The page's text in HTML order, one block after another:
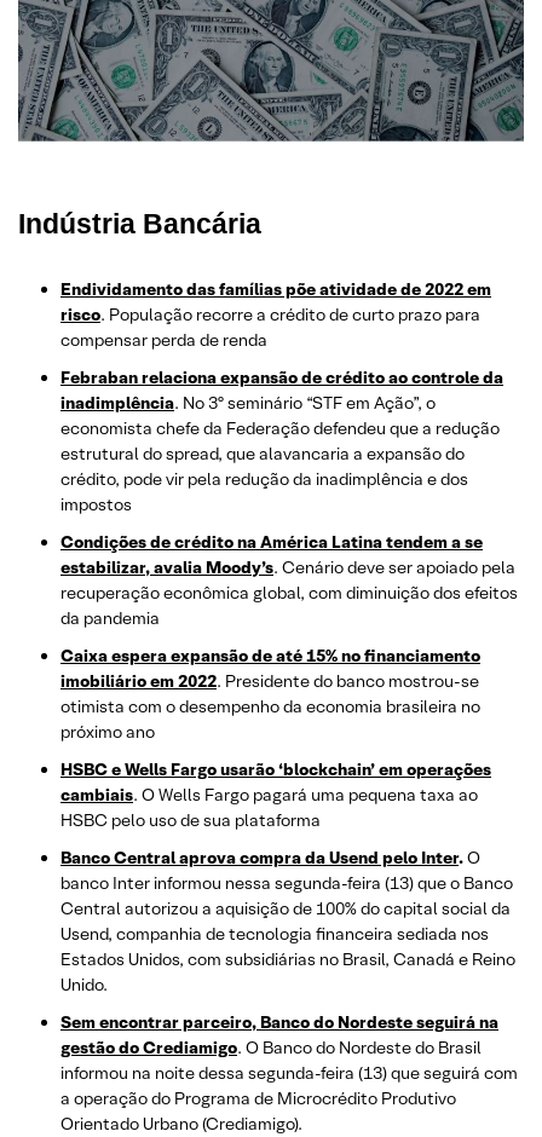
Indústria Bancária
Endividamento das famílias põe atividade de 2022 em
risco. População recorre a crédito de curto prazo para
compensar perda de renda
Febraban relaciona expansão de crédito ao controle da
inadimplência. No 3º seminário “STF em Ação”, o
economista chefe da Federação defendeu que a redução
estrutural do spread, que alavancaria a expansão do
crédito, pode vir pela redução da inadimplência e dos
impostos
Condições de crédito na América Latina tendem a se
estabilizar, avalia Moody’s. Cenário deve ser apoiado pela
recuperação econômica global, com diminuição dos efeitos
da pandemia
Caixa espera expansão de até 15% no financiamento
imobiliário em 2022. Presidente do banco mostrou-se
otimista com o desempenho da economia brasileira no
próximo ano
HSBC e Wells Fargo usarão ‘blockchain’ em operações
cambiais. O Wells Fargo pagará uma pequena taxa ao
HSBC pelo uso de sua plataforma
Banco Central aprova compra da Usend pelo Inter.O
banco Inter informou nessa segunda-feira (13) que o Banco
Central autorizou a aquisição de 100% do capital social da
Usend, companhia de tecnologia financeira sediada nos
Estados Unidos, com subsidiárias no Brasil, Canadá e Reino
Unido.
Sem encontrar parceiro, Banco do Nordeste seguirá na
gestão do Crediamigo. O Banco do Nordeste do Brasil
informou na noite dessa segunda-feira (13) que seguirá com
a operação do Programa de Microcrédito Produtivo
Orientado Urbano (Crediamigo).